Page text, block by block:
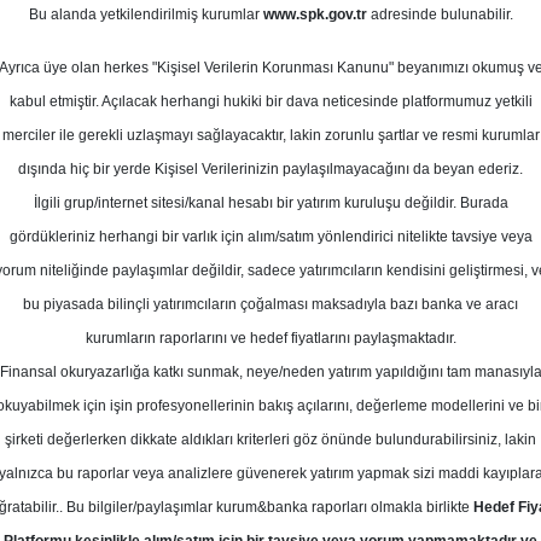
2026
Potansiyeli
Kurum Sayısı
22 12 3
Pazartesi, 12 Ocak 2026
Menkul FROTO Hedef Fiyat
FROTO - Ford Otosan için hedef
yükseltti, tavsiyesini 'AL'
Bu alanda yetkilendirilmiş kurumlar www.spk.gov.tradresinde bulunabilir.
Ayrıca üye olan herkes "Kişisel Verilerin Korunması Kanunu" beyanımızı okumuş ve
kabul etmiştir. Açılacak herhangi hukiki bir dava neticesinde platformumuz yetkili
merciler ile gerekli uzlaşmayı sağlayacaktır, lakin zorunlu şartlar ve resmi kurumlar
dışında hiç bir yerde Kişisel Verilerinizin paylaşılmayacağını da beyan ederiz.
İlgili grup/internet sitesi/kanal hesabı bir yatırım kuruluşu değildir. Burada
gördükleriniz herhangi bir varlık için alım/satım yönlendirici nitelikte tavsiye veya
niteliğinde paylaşımlar değildir, sadece yatırımcıların kendisini geliştirmesi,
bu piyasada bilinçli yatırımcıların çoğalması maksadıyla bazı banka ve aracı
kurumların raporlarını ve hedef fiyatlarını paylaşmaktadır.
Finansal okuryazarlığa katkı sunmak, neye/neden yatırım yapıldığını tam manasıyla
için işin profesyonellerinin bakış açılarını, değerleme modellerini ve
şirketi değerlerken dikkate aldıkları kriterleri göz önünde bulundurabilirsiniz, lakin
yalnızca bu raporlar veya analizlere güvenerek yatırım yapmak sizi maddi
Bu bilgiler/paylaşımlar kurum&banka raporları olmakla birlikte Hedef